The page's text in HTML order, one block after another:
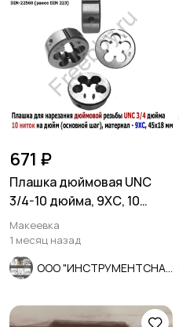
671 ₽
Плашка дюймовая UNC
3/4-10 дюйма, 9ХС, 10
ниток на дюйм, 45/18 мм.
Макеевка
1 месяц назад